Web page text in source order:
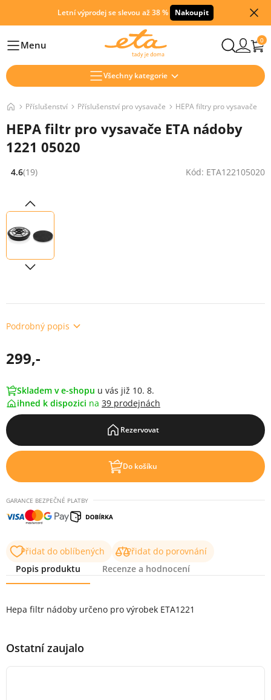
Letní výprodej se slevou až 38 % Nakoupit
HlavníMenu 0
Všechny kategorie
Příslušenství Příslušenství pro vysavače HEPA filtry pro vysavače
HEPA filtr pro vysavače ETA nádoby
1221 05020
Hodnocení: 4.6 z 5 (19 recenzí)
4.6(19) Kód: ETA122105020
Podrobný popis
299,-
Skladem v e-shopu u vás již 10. 8.
ihned k dispozici na 39 prodejnách
Rezervovat
Do košíku
GARANCE BEZPEČNÉ PLATBY
Přidat do oblíbených
Přidat do porovnání
Popis produktu
Recenze a hodnocení
Hepa filtr nádoby určeno pro výrobek ETA1221
Ostatní zaujalo